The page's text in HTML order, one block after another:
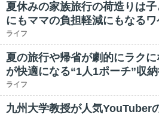
夏休みの家族旅行の荷造りは
にもママの負担軽減にもなるワ
ライフ
夏の旅行や帰省が劇的にラク
が快適になる“1人1ポーチ”収
ライフ
九州大学教授が人気YouTuber